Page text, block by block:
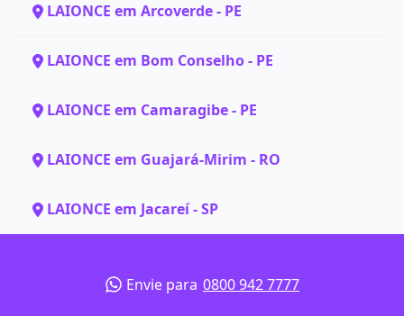
LAIONCE em Arcoverde - PE
LAIONCE em Bom Conselho - PE
LAIONCE em Camaragibe - PE
LAIONCE em Guajará-Mirim - RO
LAIONCE em Jacareí - SP
Envie para 0800 942 7777